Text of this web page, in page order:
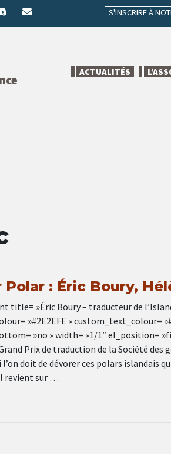
S'INSCRIRE À
ACTUALITÉS
Polar : Éric Boury,
title= »Éric Boury – traducteur de
»#2E2EFE » custom_text_colour=
»no » width= »1/1″ el_position=
Prix de traduction de la Société des
l’on doit de dévorer ces polars islandais
revient sur …